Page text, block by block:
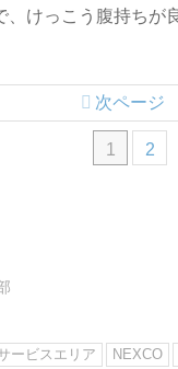
けっこう腹持ちが
1 2
次ページ
ービスエリア NEXCO